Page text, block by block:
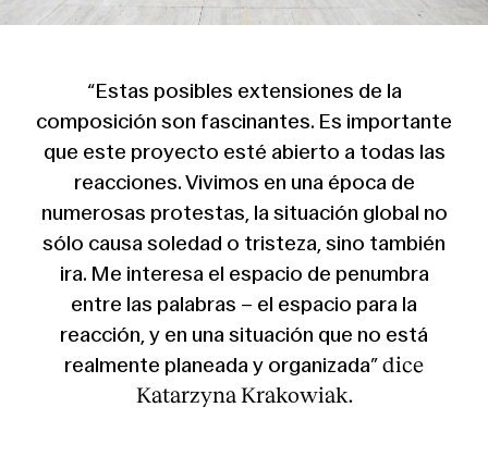
“Estas posibles extensiones de la
composición son fascinantes. Es importante
que este proyecto esté abierto a todas las
reacciones. Vivimos en una época de
numerosas protestas, la situación global no
sólo causa soledad o tristeza, sino también
ira. Me interesa el espacio de penumbra
entre las palabras – el espacio para la
reacción, y en una situación que no está
realmente planeada y organizada” dice
Katarzyna Krakowiak.